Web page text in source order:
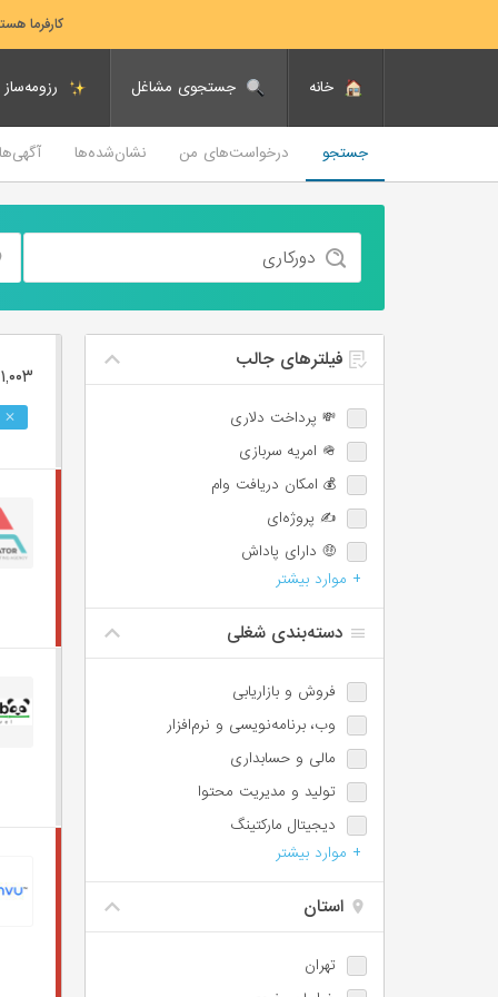
کارفرما
خانه جستجوی مشاغل رزومه‌ساز
جستجو درخواست‌های من نشان‌شده‌ها
💸 پرداخت دلاری
🪖 امریه سربازی
💰 امکان دریافت وام
✍️ پروژه‌ای
🤑 دارای پاداش
💯 دارای پورسانت
📈 امکان ترفیع شغلی
🕐 پاره‌وقت
♿️ امکان استخدام معلولین
⏱️ ساعت کاری شناور
🩺 بیمه تکمیلی
📊 سهام تشویقی
✈️ سفر کاری
+ موارد بیشتر
فروش و بازاریابی
وب،‌ برنامه‌نویسی و نرم‌افزار
مالی و حسابداری
تولید و مدیریت محتوا
دیجیتال مارکتینگ
مسئول دفتر، اجرائی و اداری
طراحی
آموزش
+ موارد بیشتر
تهران
۱,۰۰۳ فرصت ‌شغلی